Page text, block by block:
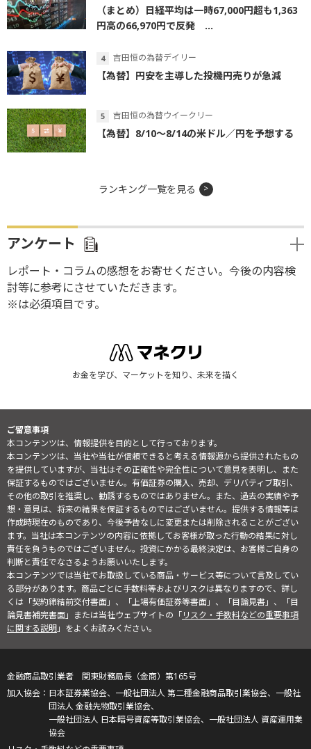
（まとめ）日経平均は一時67,000円超も1,363
円高の66,970円で反発 ...
吉田恒の為替デイリー
【為替】円安を主導した投機円売りが急減
吉田恒の為替ウイークリー
【為替】8/10～8/14の米ドル／円を予想する
ランキング一覧を見る
アンケート
レポート・コラムの感想をお寄せください。今後の内容検
討等に参考にさせていただきます。
※は必須項目です。
お金を学び、マーケットを知り、未来を描く
ご留意事項
本コンテンツは、情報提供を目的として行っております。
本コンテンツは、当社や当社が信頼できると考える情報源から提供されたもの
を提供していますが、当社はその正確性や完全性について意見を表明し、また
保証するものではございません。有価証券の購入、売却、デリバティブ取引、
その他の取引を推奨し、勧誘するものではありません。また、過去の実績や予
想・意見は、将来の結果を保証するものではございません。提供する情報等は
作成時現在のものであり、今後予告なしに変更または削除されることがござい
ます。当社は本コンテンツの内容に依拠してお客様が取った行動の結果に対し
責任を負うものではございません。投資にかかる最終決定は、お客様ご自身の
判断と責任でなさるようお願いいたします。
本コンテンツでは当社でお取扱している商品・サービス等について言及してい
る部分があります。商品ごとに手数料等およびリスクは異なりますので、詳し
くは「契約締結前交付書面」、「上場有価証券等書面」、「目論見書」、「目
論見書補完書面」または当社ウェブサイトの「リスク・手数料などの重要事項
に関する説明」をよくお読みください。
金融商品取引業者 関東財務局長（金商）第165号
日本証券業協会、一般社団法人 第二種金融商品取引業協会、一般社
団法人 金融先物取引業協会、
一般社団法人 日本暗号資産等取引業協会、一般社団法人 資産運用業
協会